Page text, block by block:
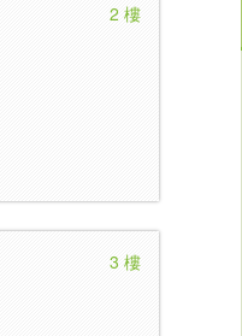
2 樓
3 樓